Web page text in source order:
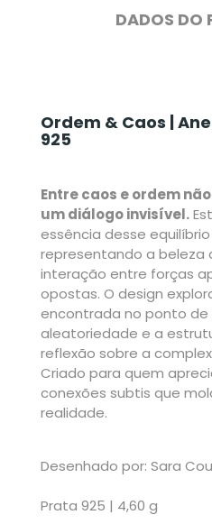
DADOS DO
Ordem & Caos |
925
Entre caos e ordem
um diálogo invisível.
essência desse
representando a beleza
interação entre forças
opostas. O design
encontrada no ponto
aleatoriedade e a
reflexão sobre a
Criado para quem
conexões subtis que
realidade.
Desenhado por: Sara
Prata 925 | 4,60 g